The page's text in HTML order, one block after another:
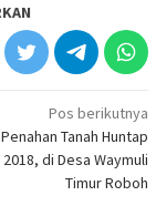
Pos berikutnya
Tanah Huntap
di Desa Waymuli
Timur Roboh